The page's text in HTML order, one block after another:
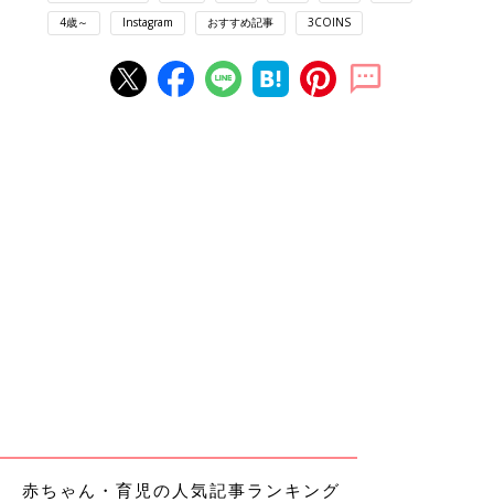
出典：Instagramアカウント「yukatechi.17」
4歳～ Instagram おすすめ記事 3COINS
赤ちゃん・育児の人気記事ランキング